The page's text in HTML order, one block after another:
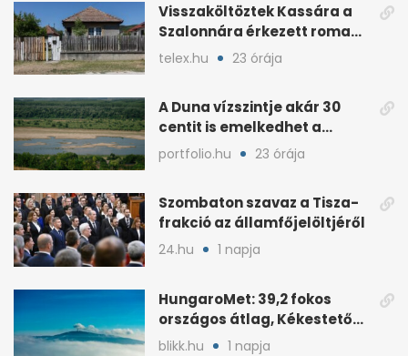
Visszaköltöztek Kassára a
Szalonnára érkezett roma
családok
telex.hu 23 órája
A Duna vízszintje akár 30
centit is emelkedhet a
nyugati esők után
portfolio.hu 23 órája
Szombaton szavaz a Tisza-
frakció az államfőjelöltjéről
24.hu 1 napja
HungaroMet: 39,2 fokos
országos átlag, Kékestetőn
hajszál híján rekord
blikk.hu 1 napja